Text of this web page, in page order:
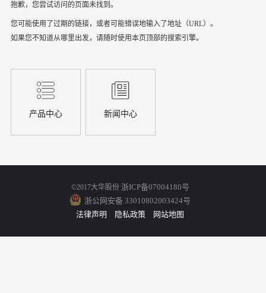
抱歉，您尝试访问的页面未找到。
您可能使用了过期的链接，或者可能错误地输入了地址（URL）。
如果您不知道从哪里出发，请随时使用本页顶部的搜索引擎。
产品中心 新闻中心
©2017大华股份 浙ICP备07004180号
浙公网安备 33010802003424号
法律声明
隐私政策 网站地图